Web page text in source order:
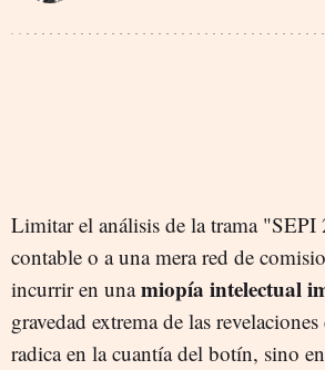
Limitar el análisis de la trama "SEPI
contable o a una mera red de
incurrir en unamiopía intelectual
gravedad extrema de las
radica en la cuantía del botín, sino